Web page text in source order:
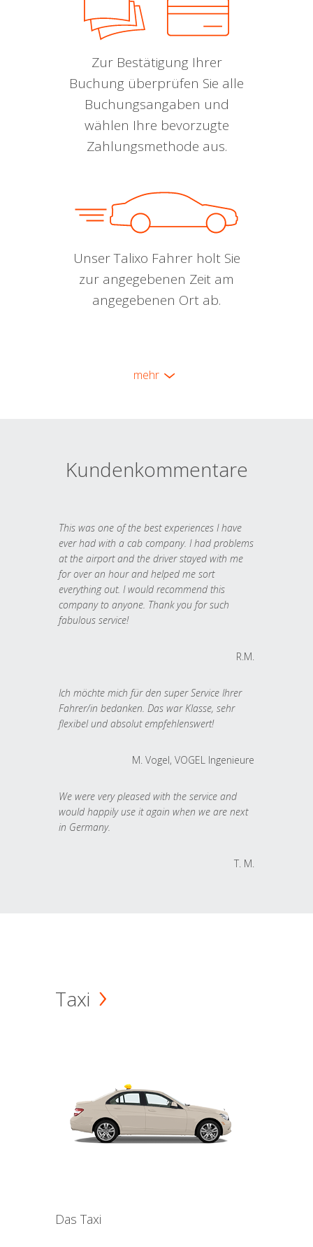
Zur Bestätigung Ihrer
Buchung überprüfen Sie alle
Buchungsangaben und
wählen Ihre bevorzugte
Zahlungsmethode aus.
Unser Talixo Fahrer holt Sie
zur angegebenen Zeit am
angegebenen Ort ab.
mehr
Kundenkommentare
This was one of the best experiences I have
ever had with a cab company. I had problems
at the airport and the driver stayed with me
for over an hour and helped me sort
everything out. I would recommend this
company to anyone. Thank you for such
fabulous service!
R.M.
Ich möchte mich für den super Service Ihrer
Fahrer/in bedanken. Das war Klasse, sehr
flexibel und absolut empfehlenswert!
M. Vogel, VOGEL Ingenieure
We were very pleased with the service and
would happily use it again when we are next
in Germany.
T. M.
Taxi
Das Taxi